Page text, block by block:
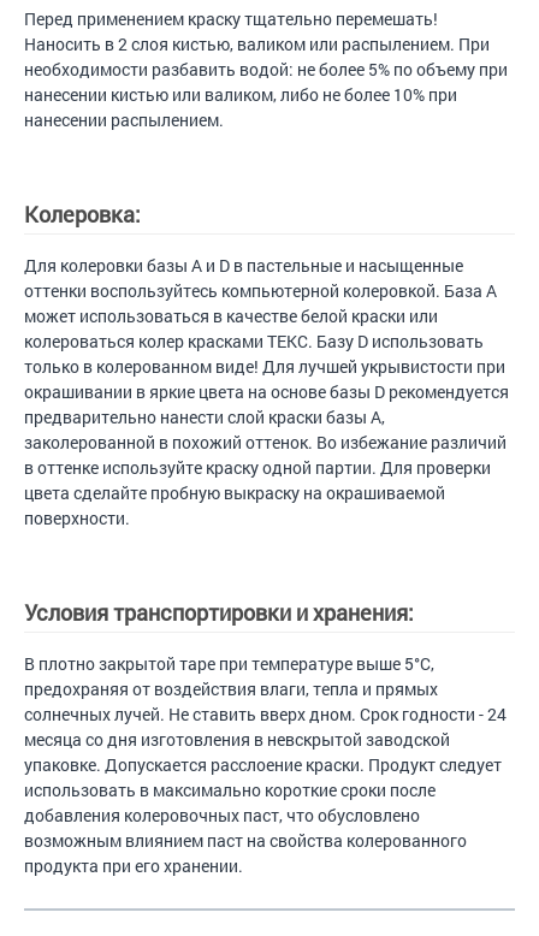
Перед применением краску тщательно перемешать!
Наносить в 2 слоя кистью, валиком или распылением. При
необходимости разбавить водой: не более 5% по объему при
нанесении кистью или валиком, либо не более 10% при
нанесении распылением.
Колеровка:
Для колеровки базы А и D в пастельные и насыщенные
оттенки воспользуйтесь компьютерной колеровкой. База А
может использоваться в качестве белой краски или
колероваться колер красками ТЕКС. Базу D использовать
только в колерованном виде! Для лучшей укрывистости при
окрашивании в яркие цвета на основе базы D рекомендуется
предварительно нанести слой краски базы А,
заколерованной в похожий оттенок. Во избежание различий
в оттенке используйте краску одной партии. Для проверки
цвета сделайте пробную выкраску на окрашиваемой
поверхности.
Условия транспортировки и хранения:
В плотно закрытой таре при температуре выше 5°С,
предохраняя от воздействия влаги, тепла и прямых
солнечных лучей. Не ставить вверх дном. Срок годности - 24
месяца со дня изготовления в невскрытой заводской
упаковке. Допускается расслоение краски. Продукт следует
использовать в максимально короткие сроки после
добавления колеровочных паст, что обусловлено
возможным влиянием паст на свойства колерованного
продукта при его хранении.